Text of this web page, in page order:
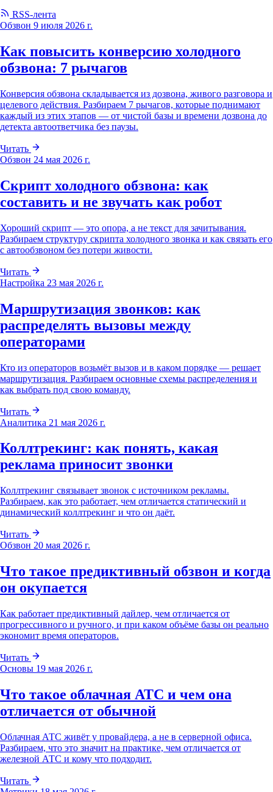
RSS-лента
Обзвон 9 июля 2026 г.
Как повысить конверсию холодного
обзвона: 7 рычагов
Конверсия обзвона складывается из дозвона, живого разговора и
целевого действия. Разбираем 7 рычагов, которые поднимают
каждый из этих этапов — от чистой базы и времени дозвона до
детекта автоответчика без паузы.
Читать
Обзвон 24 мая 2026 г.
Скрипт холодного обзвона: как
составить и не звучать как робот
Хороший скрипт — это опора, а не текст для зачитывания.
Разбираем структуру скрипта холодного звонка и как связать его
с автообзвоном без потери живости.
Читать
Настройка 23 мая 2026 г.
Маршрутизация звонков: как
распределять вызовы между
операторами
Кто из операторов возьмёт вызов и в каком порядке — решает
маршрутизация. Разбираем основные схемы распределения и
как выбрать под свою команду.
Читать
Аналитика 21 мая 2026 г.
Коллтрекинг: как понять, какая
реклама приносит звонки
Коллтрекинг связывает звонок с источником рекламы.
Разбираем, как это работает, чем отличается статический и
динамический коллтрекинг и что он даёт.
Читать
Обзвон 20 мая 2026 г.
Что такое предиктивный обзвон и когда
он окупается
Как работает предиктивный дайлер, чем отличается от
прогрессивного и ручного, и при каком объёме базы он реально
экономит время операторов.
Читать
Основы 19 мая 2026 г.
Что такое облачная АТС и чем она
отличается от обычной
Облачная АТС живёт у провайдера, а не в серверной офиса.
Разбираем, что это значит на практике, чем отличается от
железной АТС и кому что подходит.
Читать